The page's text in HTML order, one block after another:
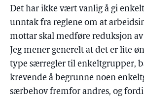
Det har ikke vært vanlig å gi
unntak fra reglene om at
mottar skal medføre reduksjon
Jeg mener generelt at det er lite
type særregler til enkeltgrupper,
krevende å begrunne noen
særbehov fremfor andres, og